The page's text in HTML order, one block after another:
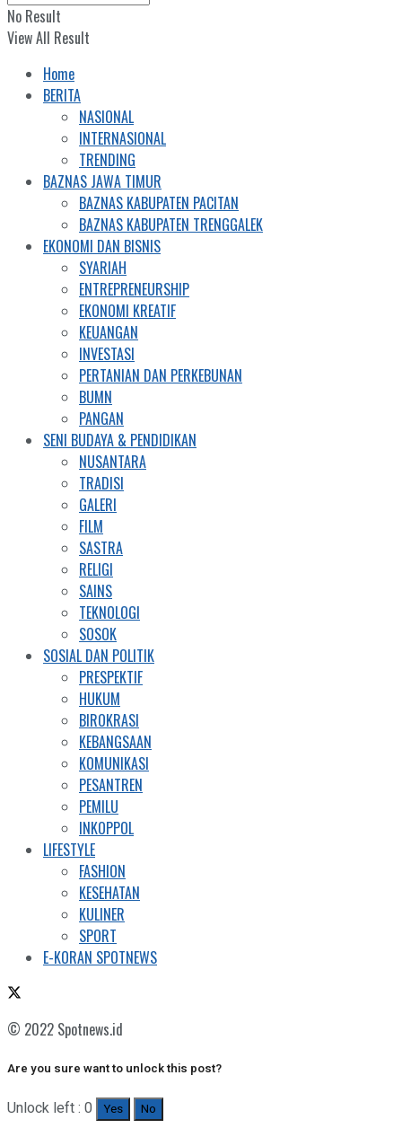
No Result
View All Result
Home
BERITA
NASIONAL
INTERNASIONAL
TRENDING
BAZNAS JAWA TIMUR
BAZNAS KABUPATEN PACITAN
BAZNAS KABUPATEN TRENGGALEK
EKONOMI DAN BISNIS
SYARIAH
ENTREPRENEURSHIP
EKONOMI KREATIF
KEUANGAN
INVESTASI
PERTANIAN DAN PERKEBUNAN
BUMN
PANGAN
SENI BUDAYA & PENDIDIKAN
NUSANTARA
TRADISI
GALERI
FILM
SASTRA
RELIGI
SAINS
TEKNOLOGI
SOSOK
SOSIAL DAN POLITIK
PRESPEKTIF
HUKUM
BIROKRASI
KEBANGSAAN
KOMUNIKASI
PESANTREN
PEMILU
INKOPPOL
LIFESTYLE
FASHION
KESEHATAN
KULINER
SPORT
E-KORAN SPOTNEWS
© 2022 Spotnews.id
Are you sure want to unlock this post?
Unlock left : 0 Yes No